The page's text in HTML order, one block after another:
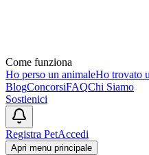
Come funziona
Ho perso un animaleHo trovato
BlogConcorsiFAQChi Siamo
Sostienici
Registra PetAccedi
Apri menu principale